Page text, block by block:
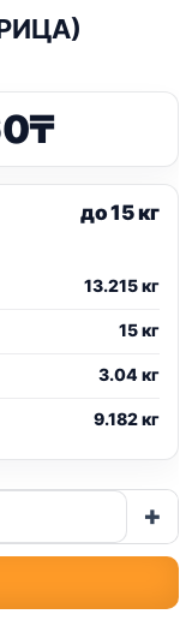
₸
до 15 кг
13.215 кг
15 кг
3.04 кг
9.182 кг
+